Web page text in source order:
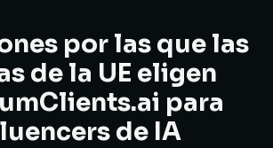
por las que las
de la UE eligen
para
de IA